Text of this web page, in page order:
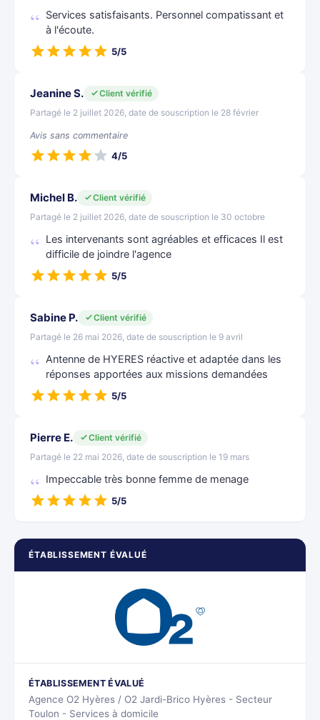
ÉTABLISSEMENT ÉVALUÉ
ÉTABLISSEMENT ÉVALUÉ
Agence O2 Hyères / O2 Jardi-Brico Hyères - Secteur
Toulon - Services à domicile
Services satisfaisants. Personnel compatissant et
à l'écoute.
5/5
Jeanine S.
Client vérifié
Partagé le 2 juillet 2026, date de souscription le 28 février
Avis sans commentaire
4/5
Michel B.
Client vérifié
Partagé le 2 juillet 2026, date de souscription le 30 octobre
Les intervenants sont agréables et efficaces Il est
difficile de joindre l'agence
5/5
Sabine P.
Client vérifié
Partagé le 26 mai 2026, date de souscription le 9 avril
Antenne de HYERES réactive et adaptée dans les
réponses apportées aux missions demandées
5/5
Pierre E.
Client vérifié
Partagé le 22 mai 2026, date de souscription le 19 mars
Impeccable très bonne femme de menage
5/5